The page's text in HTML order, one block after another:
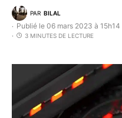
PAR BILAL
Publié le 06 mars 2023 à 15h14
3 MINUTES DE LECTURE